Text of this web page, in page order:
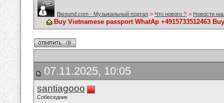
Bisound.com - Музыкальный портал > Что нового ? > Новости
Buy Vietnamese passport WhatAp +4915733512463
07.11.2025, 10:05
santiagooo
Собеседник